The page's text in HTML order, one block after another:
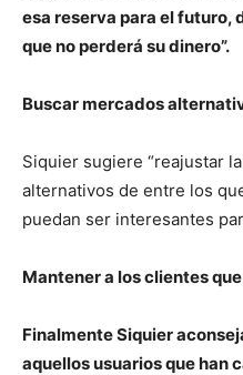
esa reserva para el futuro,
que no perderá su dinero”.
Buscar mercados
Siquier sugiere “reajustar
alternativos de entre los
puedan ser interesantes
Mantener a los clientes
Finalmente Siquier
aquellos usuarios que han